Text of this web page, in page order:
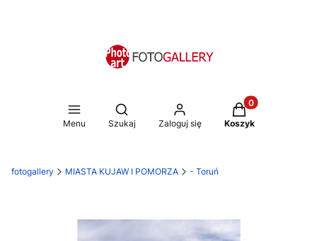
Menu
Otwórz wyszukiwarkę
Szukaj Zaloguj się
Produkty w
Koszyk
fotogallery MIASTA KUJAW I POMORZA - Toruń